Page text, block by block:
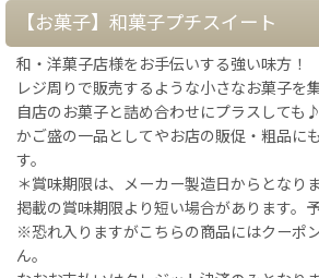
【お菓子】和菓子プチスイート
和・洋菓子店様をお手伝いする強い味方！
レジ周りで販売するような小さなお菓子を
自店のお菓子と詰め合わせにプラスしても♪
かご盛の一品としてやお店の販促・粗品に
す。
＊賞味期限は、メーカー製造日からとなり
掲載の賞味期限より短い場合があります。
※恐れ入りますがこちらの商品にはクーポ
ん。